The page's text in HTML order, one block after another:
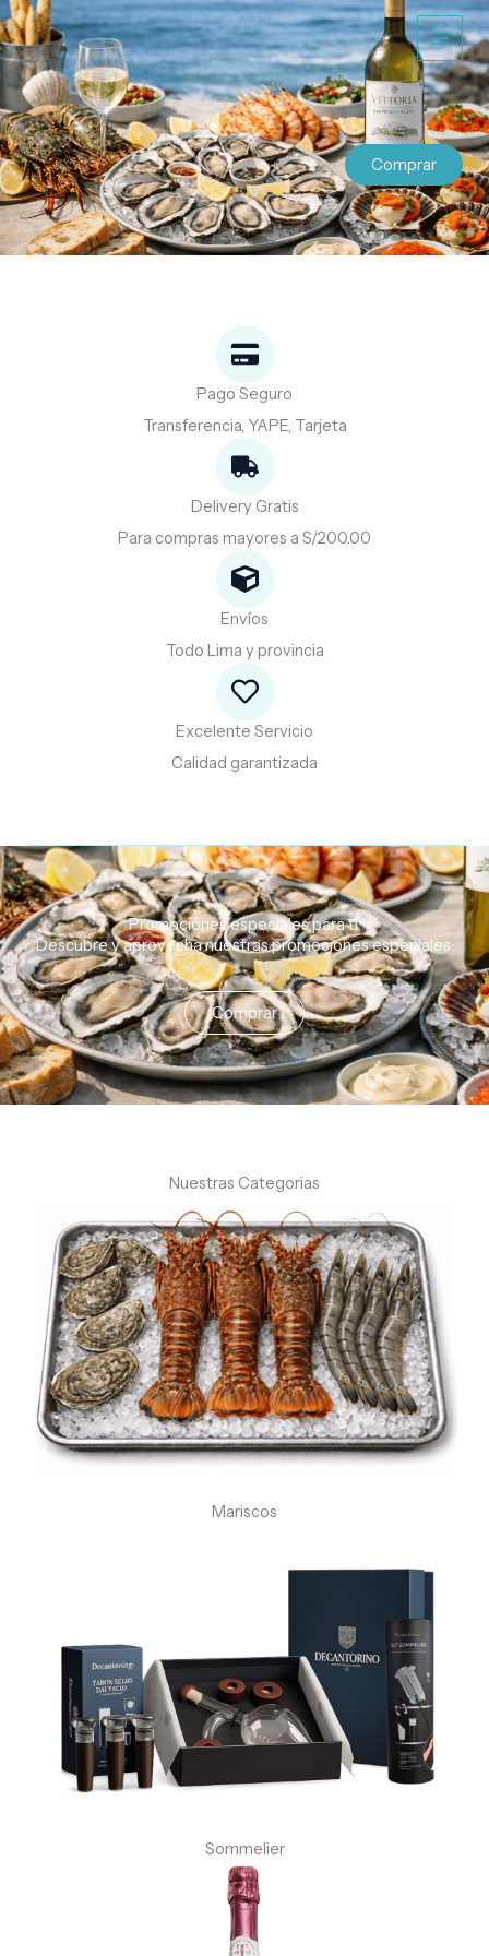
al
contenido
Comprar
Pago Seguro
Transferencia, YAPE, Tarjeta
Delivery Gratis
Para compras mayores a S/200.00
Envíos
Todo Lima y provincia
Excelente Servicio
Calidad garantizada
Promociones especiales para ti.
Descubreyaprovechanuestraspromocionesespeciales.
Comprar
Nuestras Categorias
Mariscos
Sommelier